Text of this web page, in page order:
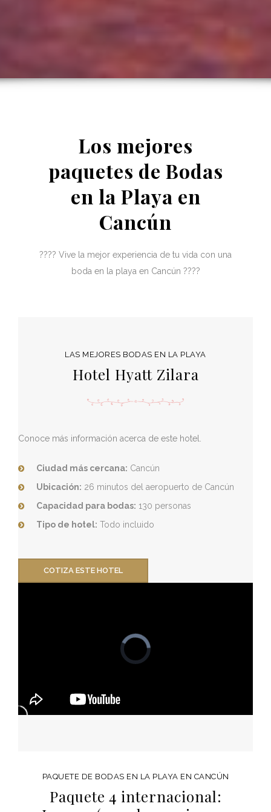
Los mejores
paquetes de Bodas
en la Playa en
Cancún
???? Vive la mejor experiencia de tu vida con una
boda en la playa en Cancún ????
LAS MEJORES BODAS EN LA PLAYA
Hotel Hyatt Zilara
Conoce más información acerca de este hotel.
Ciudad más cercana: Cancún
Ubicación: 26 minutos del aeropuerto de Cancún
Capacidad para bodas: 130 personas
Tipo de hotel: Todo incluido
COTIZA ESTE HOTEL
PAQUETE DE BODAS EN LA PLAYA EN CANCÚN
Paquete 4 internacional: